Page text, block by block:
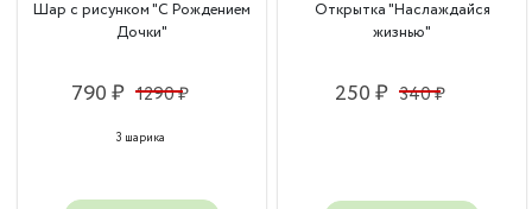
Шар с рисунком "С Рождением
Дочки"
790 ₽ 1290 ₽
3 шарика
Открытка "Наслаждайся
жизнью"
250 ₽ 340 ₽